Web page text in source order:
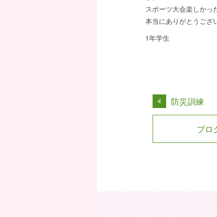
スポーツ大会楽しかっ
本当にありがとうござ
1年学生
防災訓練
ブロ